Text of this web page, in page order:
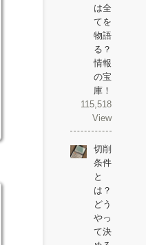
は全
てを
物語
る？
情報
の宝
庫！
115,518
View
切削
条件
と
は？
どう
やっ
て決